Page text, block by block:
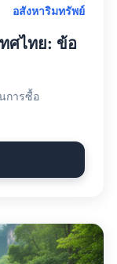
อสังหาริมทรัพย์
ศไทย: ข้อ
การซื้อ